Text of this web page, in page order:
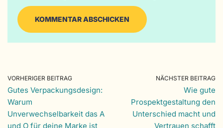
VORHERIGER BEITRAG
Gutes Verpackungsdesign:
Warum
Unverwechselbarkeit das A
und O für deine Marke ist
NÄCHSTER BEITRAG
Wie gute
Prospektgestaltung den
Unterschied macht und
Vertrauen schafft